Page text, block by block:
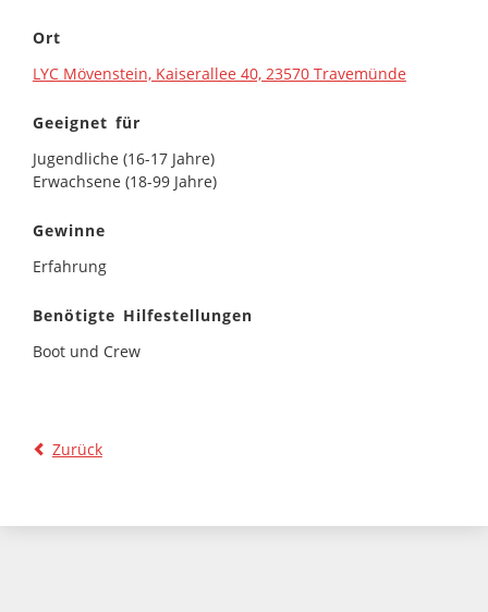
Ort
LYC Mövenstein, Kaiserallee 40, 23570 Travemünde
Geeignet für
Jugendliche (16-17 Jahre)
Erwachsene (18-99 Jahre)
Gewinne
Erfahrung
Benötigte Hilfestellungen
Boot und Crew
Zurück